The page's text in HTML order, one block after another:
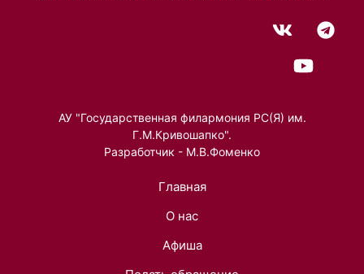
АУ "Государственная филармония РС(Я) им.
Г.М.Кривошапко".
Разработчик - М.В.Фоменко
Главная
О нас
Афиша